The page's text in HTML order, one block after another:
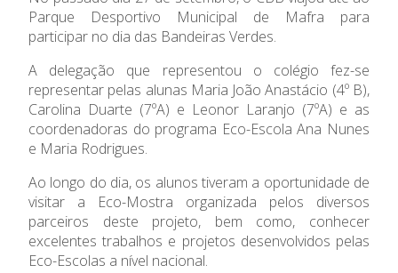
O Colégio
Docentes
Instalações
Regulamentos
Jornal “O Coreto”
Privacidade
Oferta Formativa
Sala de Estudo
Atividades de Interrupção
Letiva
Academia de Línguas
Ensino Profissional
Curso de Técnico/a de Apoio
à Família e à Comunidade
Ofertas de Emprego
Ano Letivo
SIGE
Secretariado de Exames
Admissão
Informações
Parque Desportivo Municipal de Mafra para
participar no dia das Bandeiras Verdes.
A delegação que representou o colégio fez-se
representar pelas alunas Maria João Anastácio (4º B),
Carolina Duarte (7ºA) e Leonor Laranjo (7ºA) e as
coordenadoras do programa Eco-Escola Ana Nunes
e Maria Rodrigues.
Ao longo do dia, os alunos tiveram a oportunidade de
visitar a Eco-Mostra organizada pelos diversos
parceiros deste projeto, bem como, conhecer
excelentes trabalhos e projetos desenvolvidos pelas
Eco-Escolas a nível nacional.